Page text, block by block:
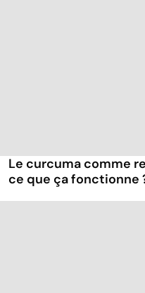
Le curcuma comme
ce que ça fonctionne